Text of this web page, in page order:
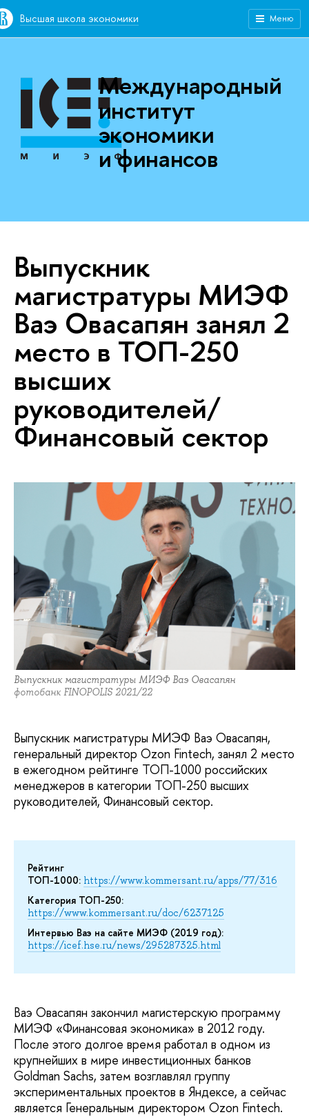
Высшая школа экономики Меню
Международный
институт
экономики
и финансов
Выпускник
магистратуры МИЭФ
Ваэ Овасапян занял 2
место в ТОП-250
высших
руководителей/
Финансовый сектор
Выпускник магистратуры МИЭФ Ваэ Овасапян
фотобанк FINOPOLIS 2021/22
Выпускник магистратуры МИЭФ Ваэ Овасапян,
генеральный директор Ozon Fintech, занял 2 место
в ежегодном рейтинге ТОП-1000 российских
менеджеров в категории ТОП-250 высших
руководителей, Финансовый сектор.
Рейтинг
ТОП-1000: https://www.kommersant.ru/apps/77/316
Категория ТОП-250:
https://www.kommersant.ru/doc/6237125
Интервью Ваэ на сайте МИЭФ (2019 год):
https://icef.hse.ru/news/295287325.html
Ваэ Овасапян закончил магистерскую программу
МИЭФ «Финансовая экономика» в 2012 году.
После этого долгое время работал в одном из
крупнейших в мире инвестиционных банков
Goldman Sachs, затем возглавлял группу
экспериментальных проектов в Яндексе, а сейчас
является Генеральным директором Ozon Fintech.